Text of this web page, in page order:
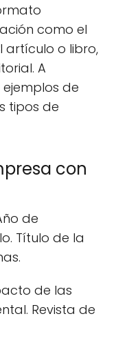
como el
artículo o libro,
A
ejemplos de
tipos de
con
de
Título de la
de las
Revista de